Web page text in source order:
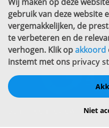
Bekijk ook eens
Wij maken op deze
gebruik van deze website
vergemakkelijken, de
te verbeteren en de
verhogen. Klik opakkoord
instemt met ons privacy
Niet